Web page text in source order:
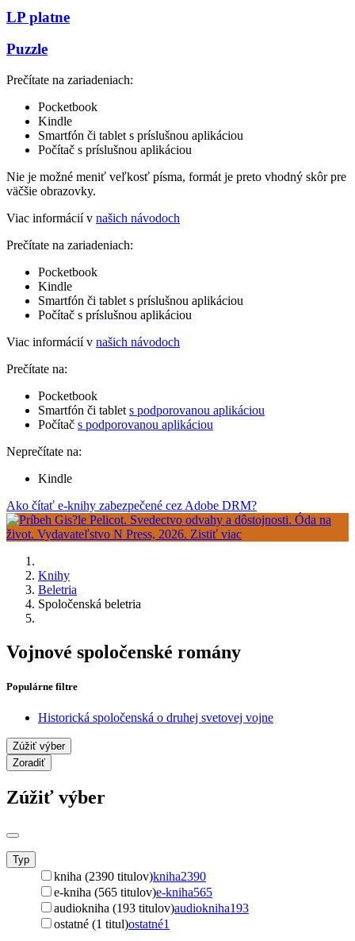
LP platne
Puzzle
Prečítate na zariadeniach:
Pocketbook
Kindle
Smartfón či tablet s príslušnou aplikáciou
Počítač s príslušnou aplikáciou
Nie je možné meniť veľkosť písma, formát je preto vhodný skôr pre
väčšie obrazovky.
Viac informácií v našich návodoch
Prečítate na zariadeniach:
Pocketbook
Kindle
Smartfón či tablet s príslušnou aplikáciou
Počítač s príslušnou aplikáciou
Viac informácií v našich návodoch
Prečítate na:
Pocketbook
Smartfón či tablet s podporovanou aplikáciou
Počítač s podporovanou aplikáciou
Neprečítate na:
Kindle
Ako čítať e-knihy zabezpečené cez Adobe DRM?
Knihy
Beletria
Spoločenská beletria
Vojnové spoločenské romány
Populárne filtre
Historická spoločenská o druhej svetovej vojne
Zúžiť výber
Zoradiť
Zúžiť výber
Typ
kniha (2390 titulov)kniha2390
e-kniha (565 titulov)e-kniha565
audiokniha (193 titulov)audiokniha193
ostatné (1 titul)ostatné1